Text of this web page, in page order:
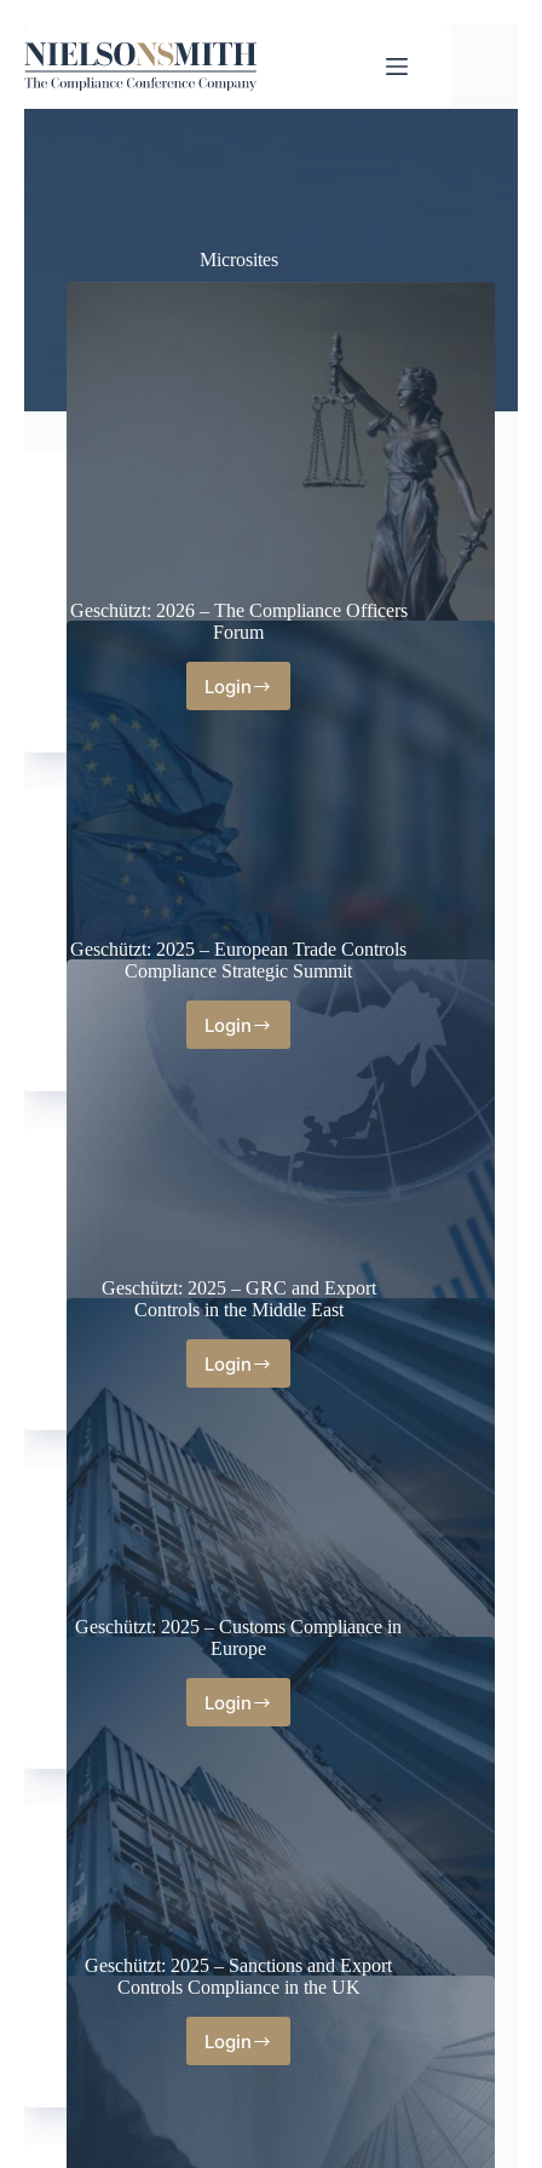
Microsites
Geschützt: 2026 – The Compliance Officers
Forum
Login
Geschützt: 2025 – European Trade Controls
Compliance Strategic Summit
Login
Geschützt: 2025 – GRC and Export
Controls in the Middle East
Login
Geschützt: 2025 – Customs Compliance in
Europe
Login
Geschützt: 2025 – Sanctions and Export
Controls Compliance in the UK
Login